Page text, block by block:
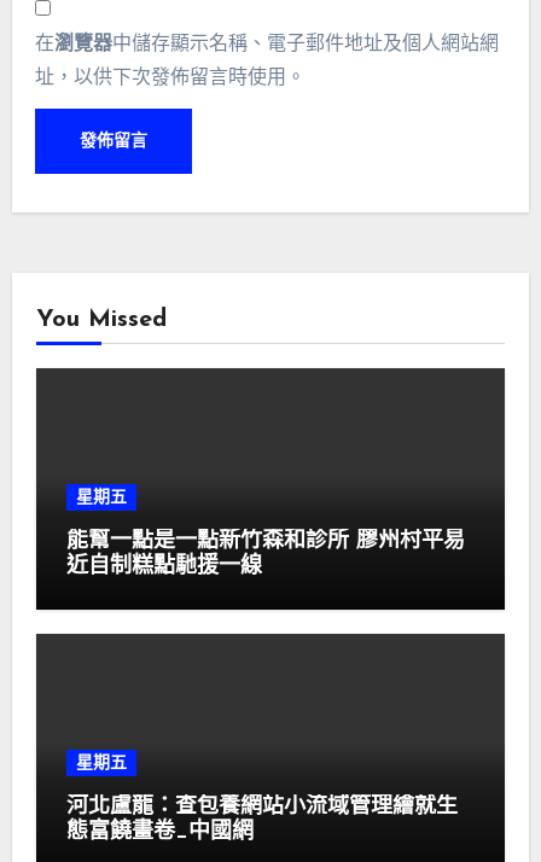
在瀏覽器中儲存顯示名稱、電子郵件地址及個人網站網
址，以供下次發佈留言時使用。
You Missed
星期五
能幫一點是一點新竹森和診所 膠州村平易
近自制糕點馳援一線
星期五
河北盧龍：查包養網站小流域管理繪就生
態富饒畫卷_中國網